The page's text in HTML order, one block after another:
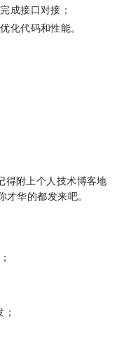
成接口对接；
化代码和性能。
得附上个人技术博客地
华的都发来吧。